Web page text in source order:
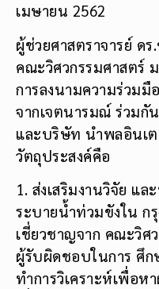
เมษายน 2562
ผู้ช่วยศาสตราจารย์ ด
คณะวิศวกรรมศาสตร์
การลงนามความร่วมมื
จากเจตนารมณ์ ร่วมกั
และบริษัท นำพลอินเต
วัตถุประสงค์คือ
1. ส่งเสริมงานวิจัย
ระบายน้ำท่วมขังใน ก
เชี่ยวชาญจาก คณะวิศ
ผู้รับผิดชอบในการ ศึก
ทำการวิเคราะห์เพื่อ